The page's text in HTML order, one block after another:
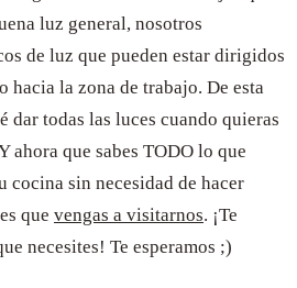
luz general, nosotros
de luz que pueden estar dirigidos
hacia la zona de trabajo. De esta
dar todas las luces cuando quieras
ahora que sabes TODO lo que
cocina sin necesidad de hacer
que vengas a visitarnos. ¡Te
necesites! Te esperamos ;)